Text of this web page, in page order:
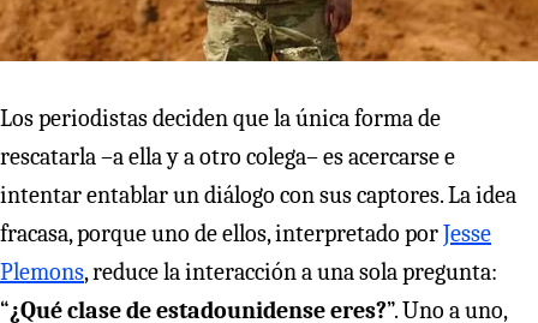
Los periodistas deciden que la única forma de
rescatarla –a ella y a otro colega– es acercarse e
intentar entablar un diálogo con sus captores. La idea
fracasa, porque uno de ellos, interpretado porJesse
Plemons, reduce la interacción a una sola pregunta:
“¿Qué clase de estadounidense eres?”. Uno a uno,